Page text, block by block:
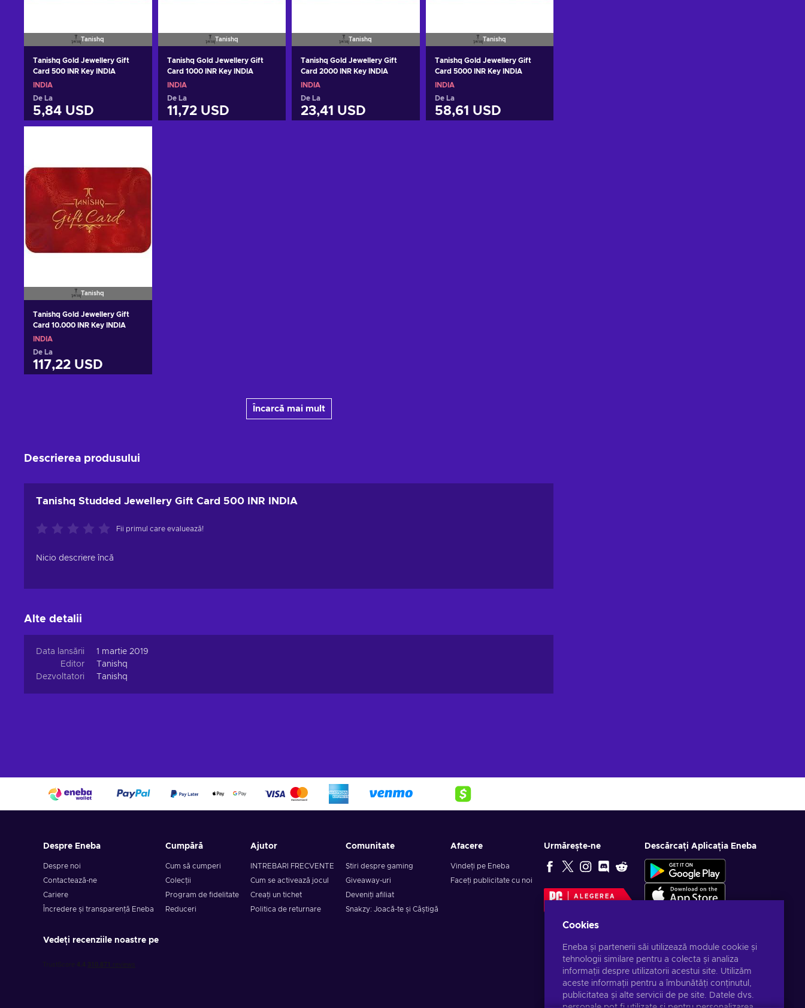
Tanishq
Tanishq Gold Jewellery Gift
Card 500 INR Key INDIA
INDIA
De La
5,84 USD
Tanishq
Tanishq Gold Jewellery Gift
Card 1000 INR Key INDIA
INDIA
De La
11,72 USD
Tanishq
Tanishq Gold Jewellery Gift
Card 2000 INR Key INDIA
INDIA
De La
23,41 USD
Tanishq
Tanishq Gold Jewellery Gift
Card 5000 INR Key INDIA
INDIA
De La
58,61 USD
Tanishq
Tanishq Gold Jewellery Gift
Card 10.000 INR Key INDIA
INDIA
De La
117,22 USD
Încarcă mai mult
Descrierea produsului
Tanishq Studded Jewellery Gift Card 500 INR INDIA
Fii primul care evaluează!
Nicio descriere încă
Alte detalii
Data lansării
1 martie 2019
Editor
Tanishq
Dezvoltatori
Tanishq
Despre Eneba
Despre noi
Contactează-ne
Cariere
Încredere și transparență Eneba
Cumpără
Cum să cumperi
Colecții
Program de fidelitate
Reduceri
Ajutor
INTREBARI FRECVENTE
Cum se activează jocul
Creați un tichet
Politica de returnare
Comunitate
Știri despre gaming
Giveaway-uri
Deveniți afiliat
Snakzy: Joacă-te și Câștigă
Afacere
Vindeți pe Eneba
Faceți publicitate cu noi
Urmărește-ne
ALEGEREA
Descărcați Aplicația Eneba
Vedeți recenziile noastre pe
Cookies
Eneba și partenerii săi utilizează module cookie și
tehnologii similare pentru a colecta și analiza
informații despre utilizatorii acestui site. Utilizăm
aceste informații pentru a îmbunătăți conținutul,
publicitatea și alte servicii de pe site. Datele dvs.